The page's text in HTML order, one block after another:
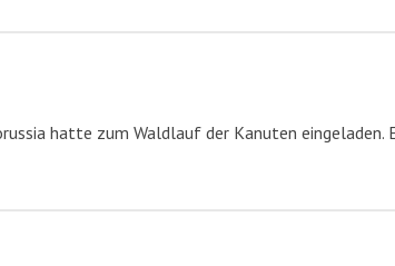
hatte zum Waldlauf der Kanuten eingeladen.